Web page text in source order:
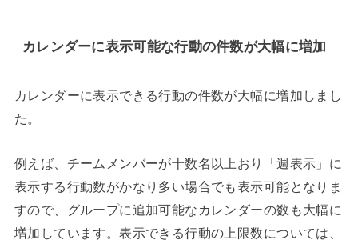
カレンダーに表示可能な行動の件数が大幅に増加
カレンダーに表示できる行動の件数が大幅に増加しまし
た。
例えば、チームメンバーが十数名以上おり「週表示」に
表示する行動数がかなり多い場合でも表示可能となりま
すので、グループに追加可能なカレンダーの数も大幅に
増加しています。表示できる行動の上限数については、